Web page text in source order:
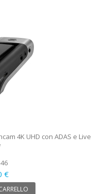
4K UHD con ADAS e Live
€